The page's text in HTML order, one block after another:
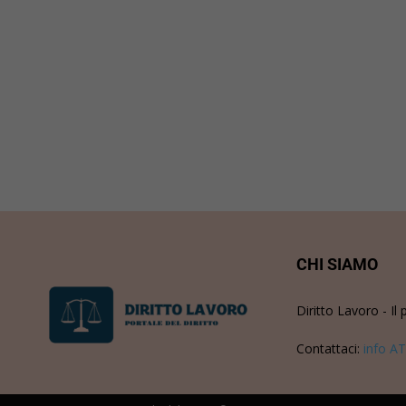
CHI SIAMO
Diritto Lavoro - Il
Contattaci: info